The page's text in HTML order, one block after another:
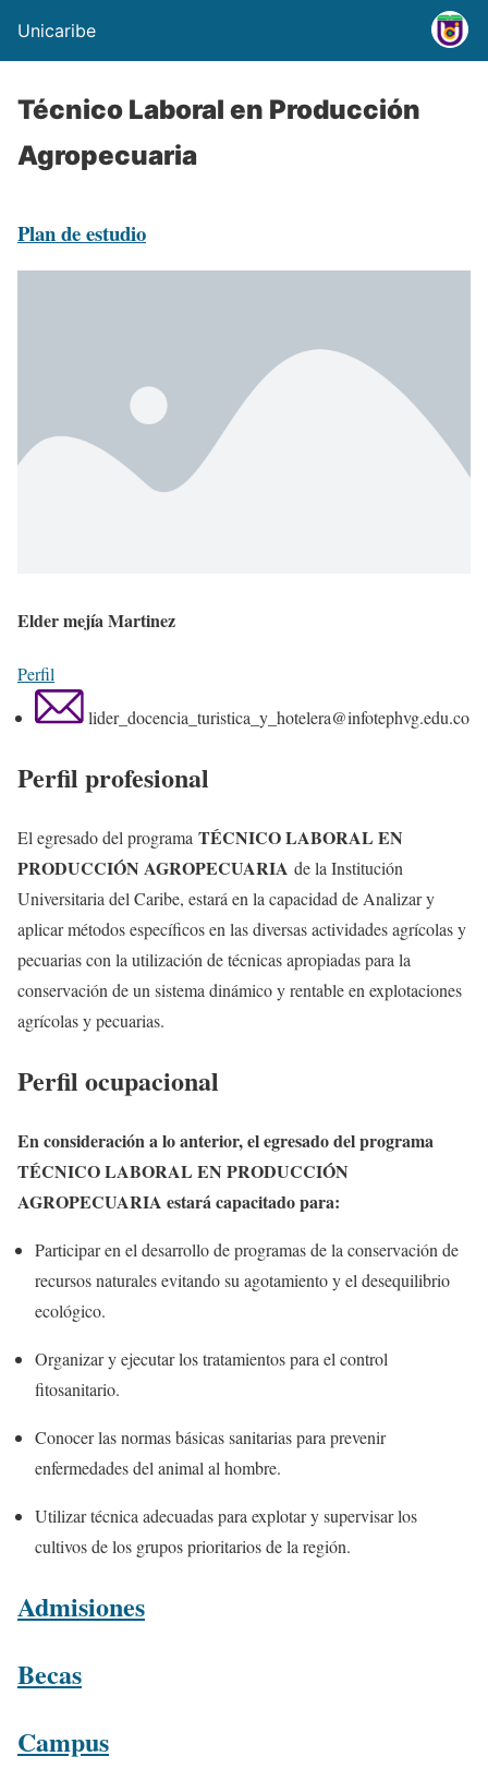
Unicaribe
Técnico Laboral en Producción
Agropecuaria
Plan de estudio
Elder mejía Martinez
Perfil
lider_docencia_turistica_y_hotelera@infotephvg.edu.co
Perfil profesional
El egresado del programa TÉCNICO LABORAL EN
PRODUCCIÓN AGROPECUARIA de la Institución
Universitaria del Caribe, estará en la capacidad de Analizar y
aplicar métodos específicos en las diversas actividades agrícolas y
pecuarias con la utilización de técnicas apropiadas para la
conservación de un sistema dinámico y rentable en explotaciones
agrícolas y pecuarias.
Perfil ocupacional
En consideración a lo anterior, el egresado del programa
TÉCNICO LABORAL EN PRODUCCIÓN
AGROPECUARIA estará capacitado para:
Participar en el desarrollo de programas de la conservación de
recursos naturales evitando su agotamiento y el desequilibrio
ecológico.
Organizar y ejecutar los tratamientos para el control
fitosanitario.
Conocer las normas básicas sanitarias para prevenir
enfermedades del animal al hombre.
Utilizar técnica adecuadas para explotar y supervisar los
cultivos de los grupos prioritarios de la región.
Admisiones
Becas
Campus